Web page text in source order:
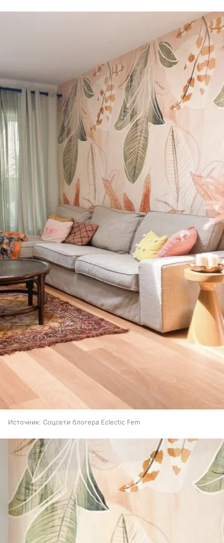
Источник: Соцсети блогера Eclectic Fem